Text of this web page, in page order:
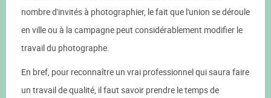
nombre d'invités à photographier, le fait que l'union se déroule
en ville ou à la campagne peut considérablement modifier le
travail du photographe.
En bref, pour reconnaître un vrai professionnel qui saura faire
un travail de qualité, il faut savoir prendre le temps de